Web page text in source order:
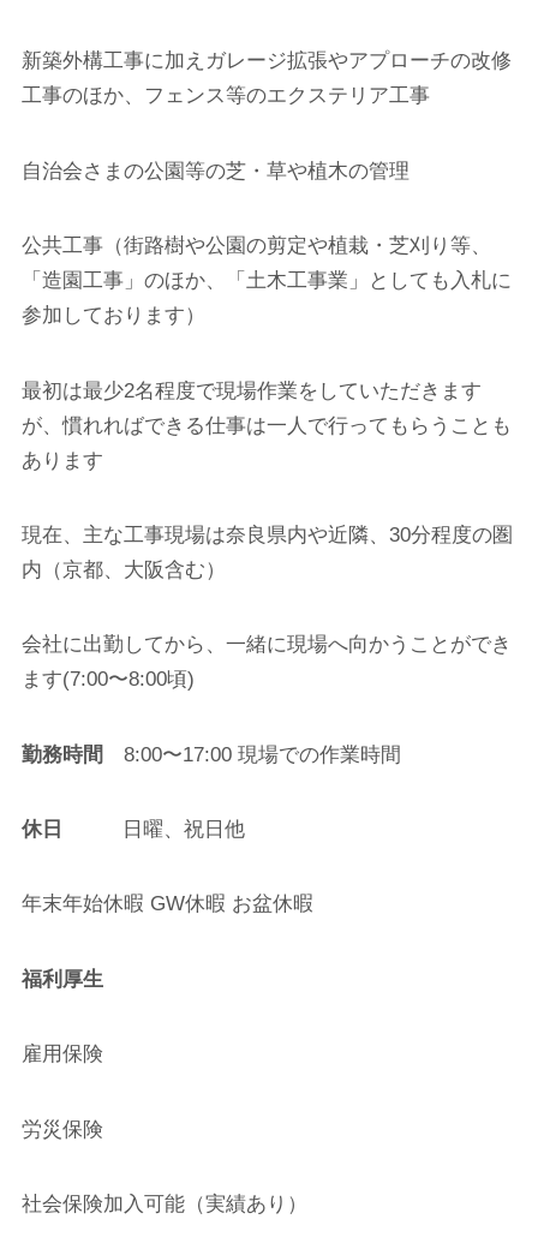
新築外構工事に加えガレージ拡張やアプローチの改修
工事のほか、フェンス等のエクステリア工事
自治会さまの公園等の芝・草や植木の管理
公共工事（街路樹や公園の剪定や植栽・芝刈り等、
「造園工事」のほか、「土木工事業」としても入札に
参加しております）
最初は最少2名程度で現場作業をしていただきます
が、慣れればできる仕事は一人で行ってもらうことも
あります
現在、主な工事現場は奈良県内や近隣、 30分程度の圏
内（京都、大阪含む）
会社に出勤してから、一緒に現場へ向かうことができ
ます(7:00〜8:00頃)
勤務時間 8:00〜17:00 現場での作業時間
休日 日曜、祝日他
年末年始休暇 GW休暇 お盆休暇
福利厚生
雇用保険
労災保険
社会保険加入可能（実績あり）